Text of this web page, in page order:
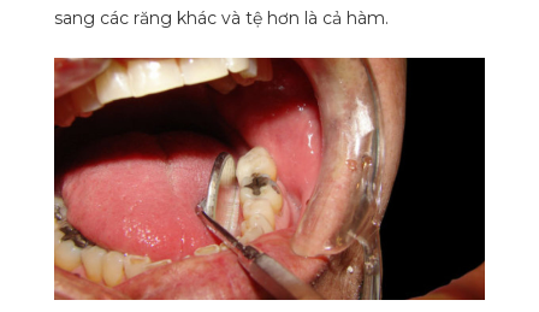
sang các răng khác và tệ hơn là cả hàm.